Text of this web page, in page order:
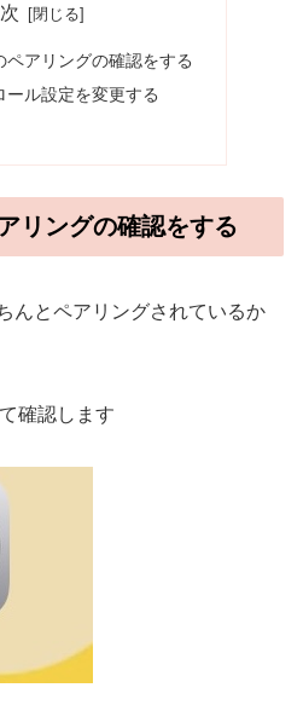
ペアリングの確認をする
ール設定を変更する
リングの確認をする
んとペアリングされているか
確認します